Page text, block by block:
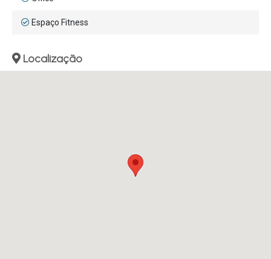
Espaço Fitness
Localização